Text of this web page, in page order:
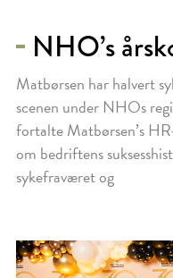
NHO’s
Matbørsen har halvert
scenen under NHOs
fortalte Matbørsen’s
om bedriftens
sykefraværet og